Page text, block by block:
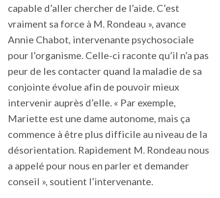
capable d’aller chercher de l’aide. C’est
vraiment sa force à M. Rondeau », avance
Annie Chabot, intervenante psychosociale
pour l’organisme. Celle-ci raconte qu’il n’a pas
peur de les contacter quand la maladie de sa
conjointe évolue afin de pouvoir mieux
intervenir auprès d’elle. « Par exemple,
Mariette est une dame autonome, mais ça
commence à être plus difficile au niveau de la
désorientation. Rapidement M. Rondeau nous
a appelé pour nous en parler et demander
conseil », soutient l’intervenante.